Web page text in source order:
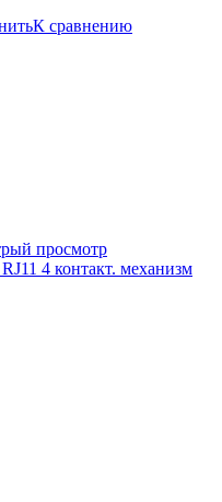
К сравнению
просмотр
4 контакт. механизм